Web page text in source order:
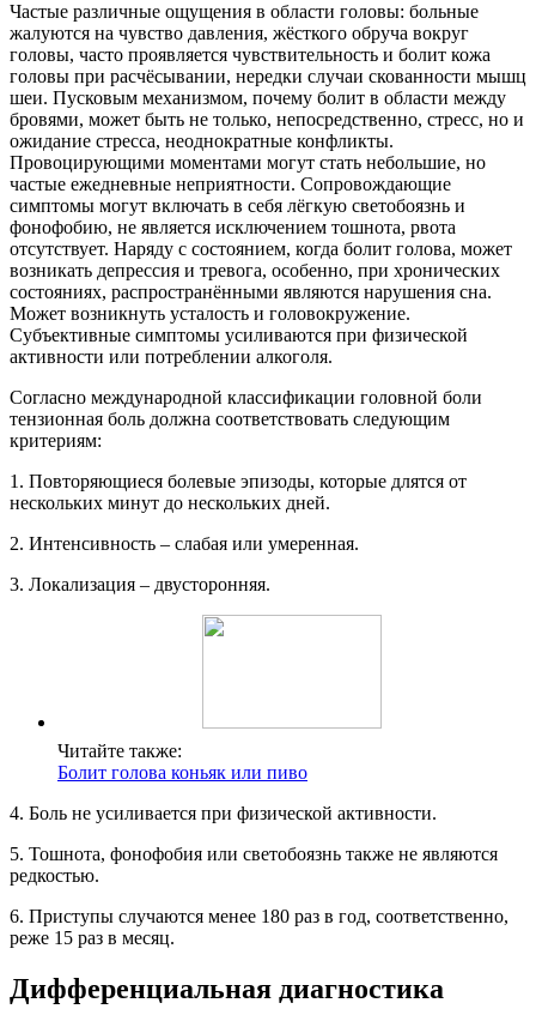
Частые различные ощущения в области головы: больные
жалуются на чувство давления, жёсткого обруча вокруг
головы, часто проявляется чувствительность и болит кожа
головы при расчёсывании, нередки случаи скованности мышц
шеи. Пусковым механизмом, почему болит в области между
бровями, может быть не только, непосредственно, стресс, но и
ожидание стресса, неоднократные конфликты.
Провоцирующими моментами могут стать небольшие, но
частые ежедневные неприятности. Сопровождающие
симптомы могут включать в себя лёгкую светобоязнь и
фонофобию, не является исключением тошнота, рвота
отсутствует. Наряду с состоянием, когда болит голова, может
возникать депрессия и тревога, особенно, при хронических
состояниях, распространёнными являются нарушения сна.
Может возникнуть усталость и головокружение.
Субъективные симптомы усиливаются при физической
активности или потреблении алкоголя.
Согласно международной классификации головной боли
тензионная боль должна соответствовать следующим
критериям:
1. Повторяющиеся болевые эпизоды, которые длятся от
нескольких минут до нескольких дней.
2. Интенсивность – слабая или умеренная.
3. Локализация – двусторонняя.
Читайте также:
Болит голова коньяк или пиво
4. Боль не усиливается при физической активности.
5. Тошнота, фонофобия или светобоязнь также не являются
редкостью.
6. Приступы случаются менее 180 раз в год, соответственно,
реже 15 раз в месяц.
Дифференциальная диагностика